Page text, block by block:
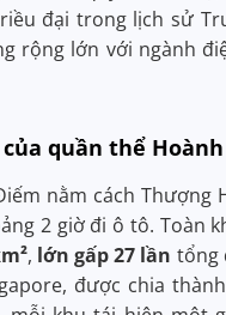
đại trong lịch sử
rộng lớn với ngành
quần thể
nằm cách Thượng
2 giờ đi ô tô. Toàn
, lớn gấp 27 lần tổng
được chia